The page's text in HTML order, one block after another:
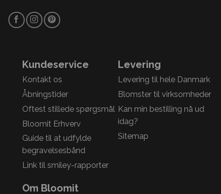
Kundeservice
Kontakt os
Åbningstider
Oftest stillede spørgsmål
Bloomit Erhverv
Guide til at udfylde
begravelsesbånd
Link til smiley-rapporter
Levering
Levering til hele Danmark
Blomster til virksomheder
Kan min bestilling nå ud
idag?
Sitemap
Om Bloomit